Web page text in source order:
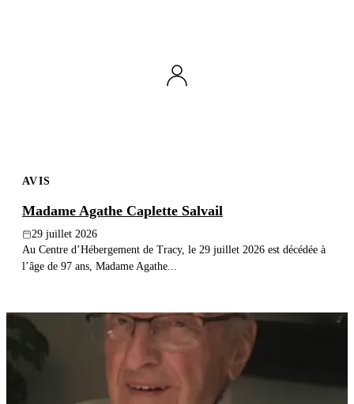
AVIS
Madame Agathe Caplette Salvail
29 juillet 2026
Au Centre d’Hébergement de Tracy, le 29 juillet 2026 est décédée à
l’âge de 97 ans, Madame Agathe...